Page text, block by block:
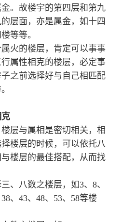
。故楼宇的第四层和第九
层面，亦是属金，如十四
等等。
火的楼层，肯定可以事事
属性相克的楼层，必定事
之前选择好与自己相匹配
层与属相是密切相关，相
楼层的时候，可以依托八
楼层的最佳搭配，从而找
、八数之楼层，如3、8、
、43、48、53、58等楼